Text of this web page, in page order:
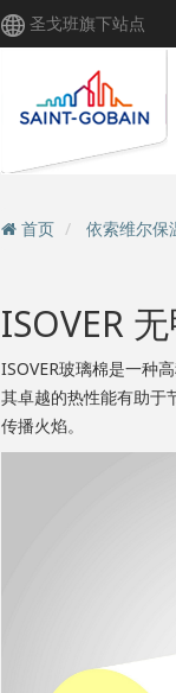
圣戈班旗下站点
首页 依索维尔保
ISOVER
ISOVER玻璃棉是一种
其卓越的热性能有助于
传播火焰。